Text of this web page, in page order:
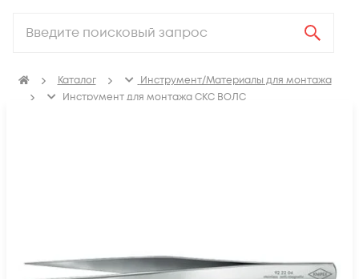
Каталог
Инструмент/Материалы для монтажа
Инструмент для монтажа СКС ВОЛС